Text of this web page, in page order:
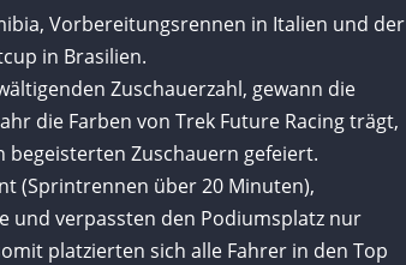
Vorbereitungsrennen in Italien und der
in Brasilien.
Zuschauerzahl, gewann die
die Farben von Trek Future Racing trägt,
Zuschauern gefeiert.
(Sprintrennen über 20 Minuten),
und verpassten den Podiumsplatz nur
platzierten sich alle Fahrer in den Top